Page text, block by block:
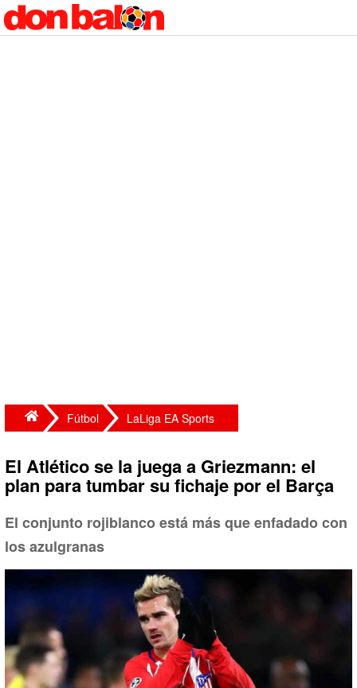
Fútbol LaLiga EA Sports
El Atlético se la juega a Griezmann: el
plan para tumbar su fichaje por el Barça
El conjunto rojiblanco está más que enfadado con
los azulgranas